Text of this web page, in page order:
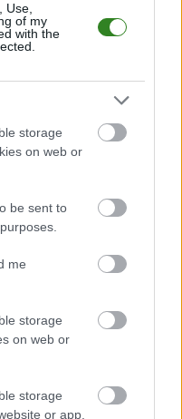
Use,
of my
with the
storage
on web or
be sent to
me
storage
on web or
storage
or app.
w roli gospodarza. Jak
rozgrywek Rzeszów > Klasa B,
możecie zobaczyć tabelę
biorącej pod uwagę tylko
jak spisuje się klub
tabeli
B, gr. III gospodarze (Galicja
(Polonia Hyżne) plasują się
obu drużyn oraz statystyki
wynik na żywo,
Hyżne znajdziesz na naszej
informacji meczowych,
Hyżne - wynik, składy,
albo innych spotkań Rzeszów >
informacje na naszym portalu.